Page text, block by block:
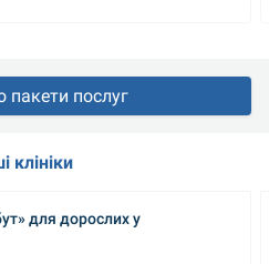
пакети послуг
клініки
для дорослих у